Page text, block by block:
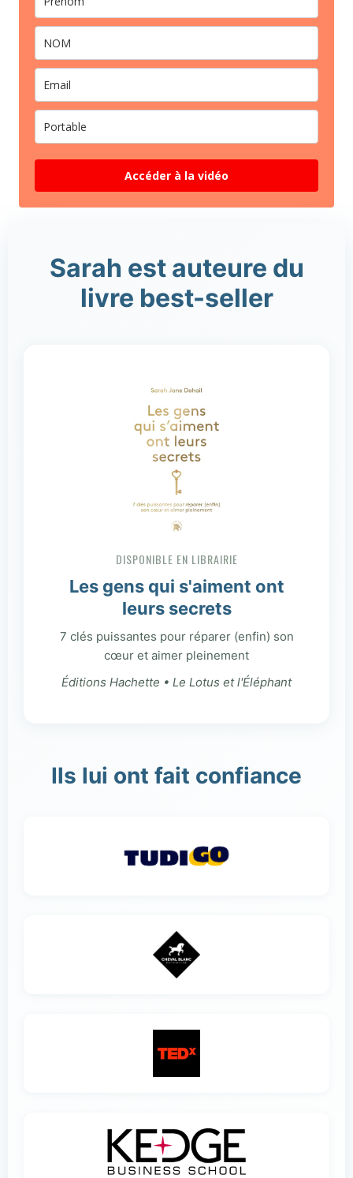
Accéder à la vidéo
Sarah est auteure du
livre best-seller
DISPONIBLE EN LIBRAIRIE
Les gens qui s'aiment ont
leurs secrets
7 clés puissantes pour réparer (enfin) son
cœur et aimer pleinement
Éditions Hachette • Le Lotus et l'Éléphant
Ils lui ont fait confiance